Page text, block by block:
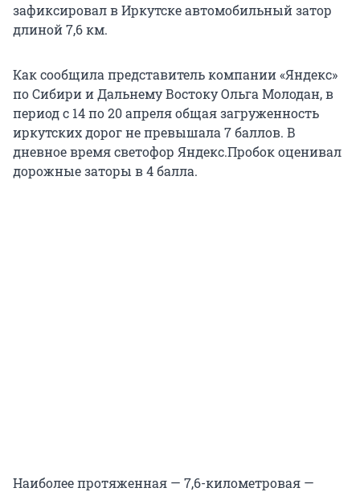
зафиксировал в Иркутске автомобильный затор
длиной 7,6 км.
Как сообщила представитель компании «Яндекс»
по Сибири и Дальнему Востоку Ольга Молодан, в
период с 14 по 20 апреля общая загруженность
иркутских дорог не превышала 7 баллов. В
дневное время светофор Яндекс.Пробок оценивал
дорожные заторы в 4 балла.
Наиболее протяженная — 7,6-километровая —